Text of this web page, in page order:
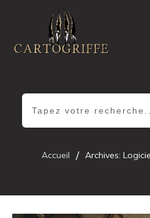
Accueil / Archives: